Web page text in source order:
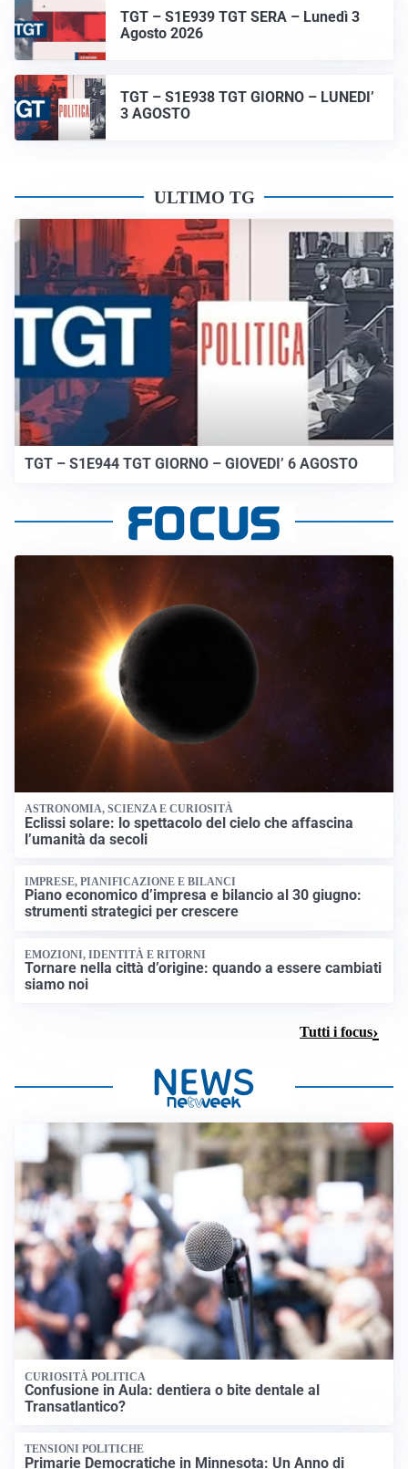
TGT – S1E939 TGT SERA – Lunedì 3
Agosto 2026
TGT – S1E938 TGT GIORNO – LUNEDI’
3 AGOSTO
ULTIMO TG
TGT – S1E944 TGT GIORNO – GIOVEDI’ 6 AGOSTO
ASTRONOMIA, SCIENZA E CURIOSITÀ
Eclissi solare: lo spettacolo del cielo che affascina
l’umanità da secoli
IMPRESE, PIANIFICAZIONE E BILANCI
Piano economico d’impresa e bilancio al 30 giugno:
strumenti strategici per crescere
EMOZIONI, IDENTITÀ E RITORNI
Tornare nella città d’origine: quando a essere cambiati
siamo noi
Tutti i focus
CURIOSITÀ POLITICA
Confusione in Aula: dentiera o bite dentale al
Transatlantico?
TENSIONI POLITICHE
Primarie Democratiche in Minnesota: Un Anno di